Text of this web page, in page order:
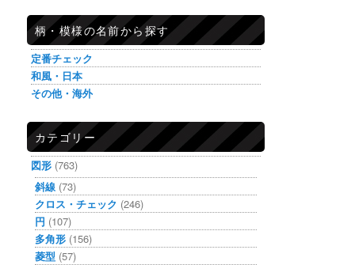
柄・模様の名前から探す
定番チェック
和風・日本
その他・海外
カテゴリー
図形 (763)
斜線 (73)
クロス・チェック (246)
円 (107)
多角形 (156)
菱型 (57)